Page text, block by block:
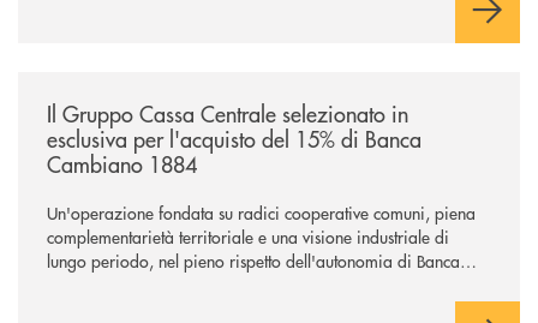
Il Gruppo Cassa Centrale selezionato in
esclusiva per l'acquisto del 15% di Banca
Cambiano 1884
Un'operazione fondata su radici cooperative comuni, piena
complementarietà territoriale e una visione industriale di
lungo periodo, nel pieno rispetto dell'autonomia di Banca
negoziazione esclusiva per la finalizzazione dell’operazione.